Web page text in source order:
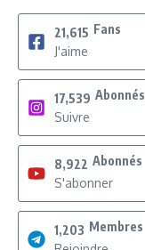
21,615 Fans
J'aime
17,539 Abonnés
Suivre
8,922 Abonnés
S'abonner
1,203 Membres